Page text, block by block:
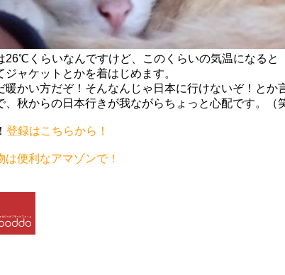
26℃くらいなんですけど、このくらいの気温になると
ャケットとかを着はじめます。
かい方だぞ！そんなんじゃ日本に行けないぞ！とか
秋からの日本行きが我ながらちょっと心配です。（
登録はこちらから！
便利なアマゾンで！